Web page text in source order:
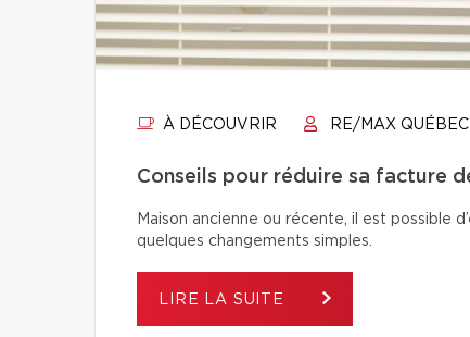
À DÉCOUVRIR RE/MAX QUÉBEC
Conseils pour réduire sa facture
Maison ancienne ou récente, il est possible
quelques changements simples.
LIRE LA SUITE